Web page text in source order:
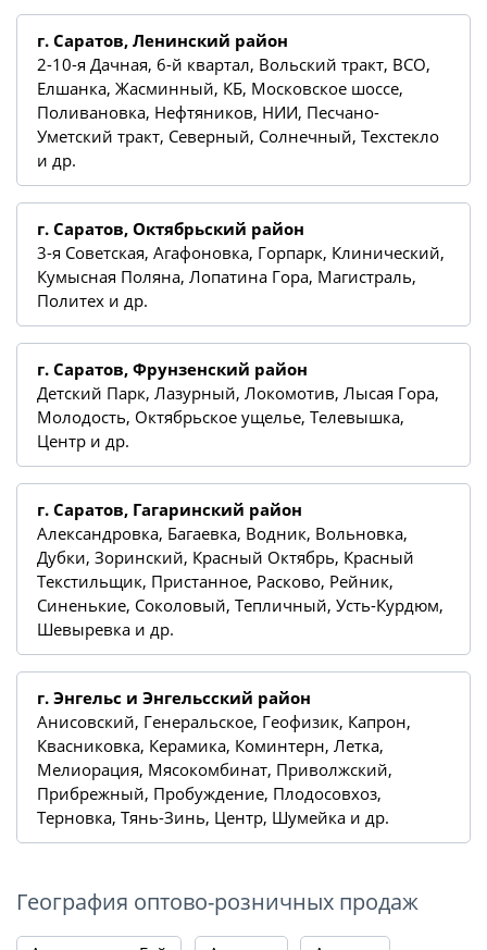
г. Саратов, Ленинский район
2-10-я Дачная, 6-й квартал, Вольский тракт, ВСО,
Елшанка, Жасминный, КБ, Московское шоссе,
Поливановка, Нефтяников, НИИ, Песчано-
Уметский тракт, Северный, Солнечный, Техстекло
и др.
г. Саратов, Октябрьский район
3-я Советская, Агафоновка, Горпарк, Клинический,
Кумысная Поляна, Лопатина Гора, Магистраль,
Политех и др.
г. Саратов, Фрунзенский район
Детский Парк, Лазурный, Локомотив, Лысая Гора,
Молодость, Октябрьское ущелье, Телевышка,
Центр и др.
г. Саратов, Гагаринский район
Александровка, Багаевка, Водник, Вольновка,
Дубки, Зоринский, Красный Октябрь, Красный
Текстильщик, Пристанное, Расково, Рейник,
Синенькие, Соколовый, Тепличный, Усть-Курдюм,
Шевыревка и др.
г. Энгельс и Энгельсский район
Анисовский, Генеральское, Геофизик, Капрон,
Квасниковка, Керамика, Коминтерн, Летка,
Мелиорация, Мясокомбинат, Приволжский,
Прибрежный, Пробуждение, Плодосовхоз,
Терновка, Тянь-Зинь, Центр, Шумейка и др.
География оптово-розничных продаж